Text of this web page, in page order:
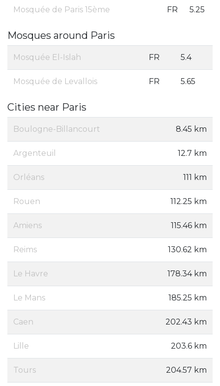
Mosquée de Paris 15ème FR 5.25
Mosques around Paris
Mosquée El-Islah FR 5.4
Mosquée de Levallois FR 5.65
Cities near Paris
Boulogne-Billancourt 8.45 km
Argenteuil 12.7 km
Orléans 111 km
Rouen 112.25 km
Amiens 115.46 km
Reims 130.62 km
Le Havre 178.34 km
Le Mans 185.25 km
Caen 202.43 km
Lille 203.6 km
Tours 204.57 km